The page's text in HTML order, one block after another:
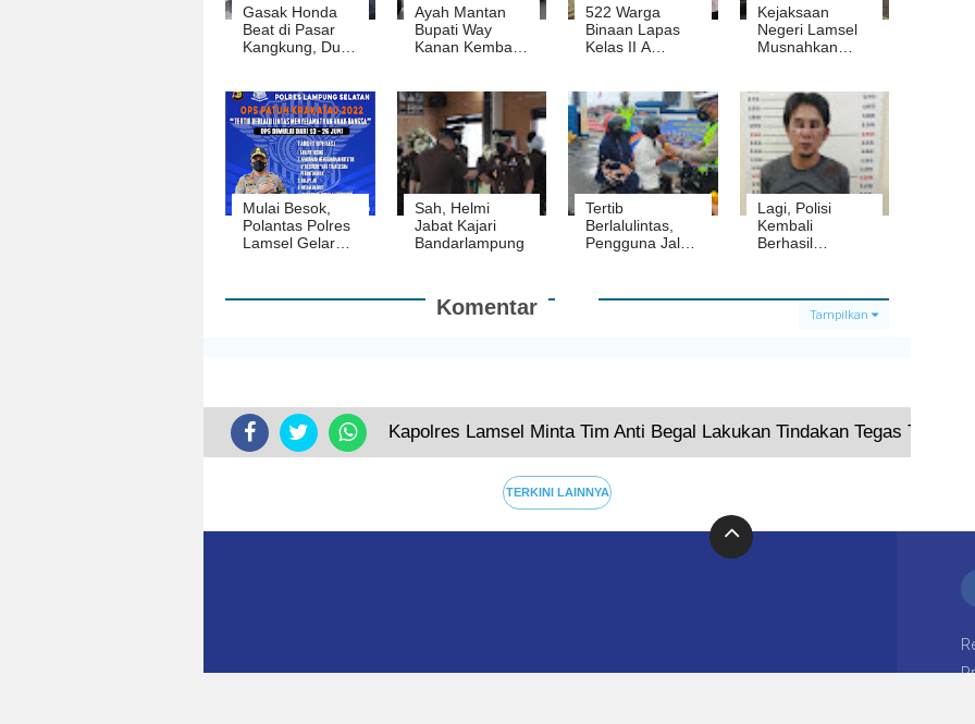
Gasak Honda
Beat di Pasar
Kangkung, Dua
Polresta Bandar
Lampung
Ayah Mantan
Bupati Way
Kanan Kembali
Terkait Dugaan
Mafia Tanah
522 Warga
Binaan Lapas
Kelas II A
Kemerdekaan
Kejaksaan
Negeri Lamsel
Musnahkan
Perkara
Mulai Besok,
Polantas Polres
Lamsel Gelar
Jadi Target
Sah, Helmi
Jabat Kajari
Bandarlampung
Tertib
Berlalulintas,
Pengguna Jalan
Satlantas Polres
Lagi, Polisi
Kembali
Berhasil
Pencurian di
Mangku Bumi,
Komentar Tampilkan
Terkini
TERKINI LAINNYA